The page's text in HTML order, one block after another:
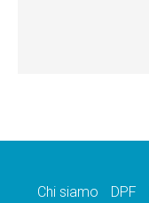
Chi siamo DPF